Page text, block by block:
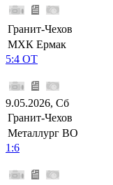
Гранит-Чехов
МХК Ермак
5:4 ОТ
9.05.2026, Сб
Гранит-Чехов
Металлург ВО
1:6